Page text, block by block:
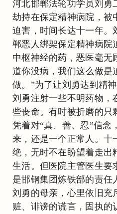
河北邯郸法轮功学员刘勇
劫持在保定精神病院，被
迫害，时间长达十一年。
郸恶人绑架保定精神病院
中枢神经的药，恶医毫无
道你没病，我们这么做是
做。”为了让刘勇达到精
刘勇注射一些不明药物，
些丧命。有时被折磨的只
凭着对“真、善、忍”信念
来，还是一个正常人。十
绝，无时不在盼望着走出
生活。但医院主管医生要
是邯钢集团炼铁部的责任
刘勇的母亲，心里依旧充
赃、诽谤的谎言，固执的